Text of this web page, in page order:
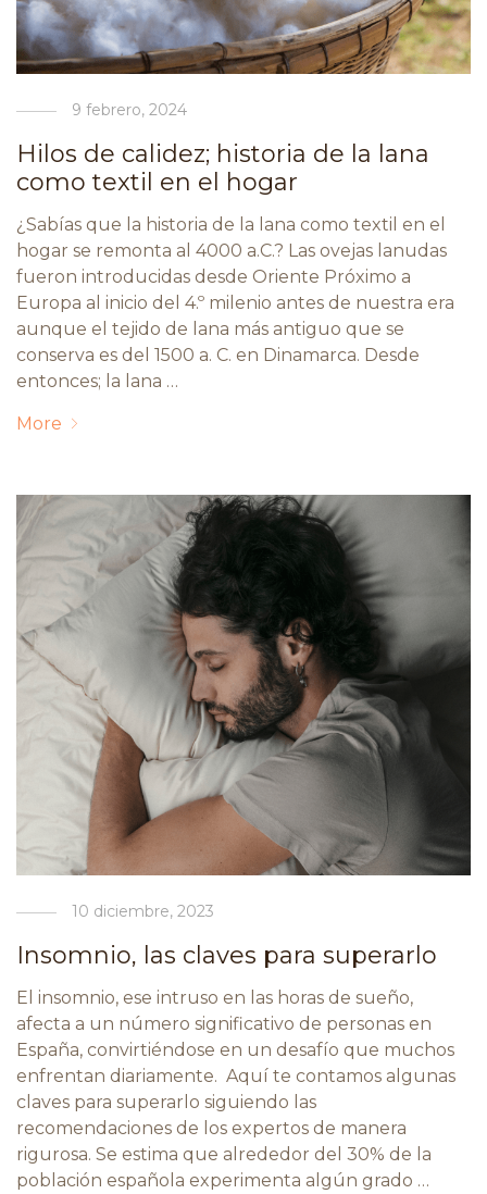
9 febrero, 2024
Hilos de calidez; historia de la lana
como textil en el hogar
¿Sabías que la historia de la lana como textil en el
hogar se remonta al 4000 a.C.? Las ovejas lanudas
fueron introducidas desde Oriente Próximo a
Europa al inicio del 4.º milenio antes de nuestra era
aunque el tejido de lana más antiguo que se
conserva es del 1500 a. C. en Dinamarca. Desde
entonces; la lana …
More
10 diciembre, 2023
Insomnio, las claves para superarlo
El insomnio, ese intruso en las horas de sueño,
afecta a un número significativo de personas en
España, convirtiéndose en un desafío que muchos
enfrentan diariamente. Aquí te contamos algunas
claves para superarlo siguiendo las
recomendaciones de los expertos de manera
rigurosa. Se estima que alrededor del 30% de la
población española experimenta algún grado …